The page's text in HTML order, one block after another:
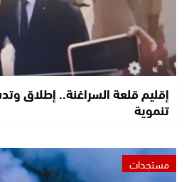
إقليم قلعة السراغنة.. إطلاق
تنموية
مستجدات